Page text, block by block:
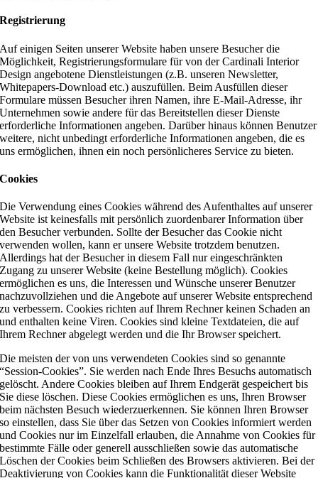
Registrierung
Auf einigen Seiten unserer Website haben unsere Besucher die
Möglichkeit, Registrierungsformulare für von der Cardinali Interior
Design angebotene Dienstleistungen (z.B. unseren Newsletter,
Whitepapers-Download etc.) auszufüllen. Beim Ausfüllen dieser
Formulare müssen Besucher ihren Namen, ihre E-Mail-Adresse, ihr
Unternehmen sowie andere für das Bereitstellen dieser Dienste
erforderliche Informationen angeben. Darüber hinaus können Benutzer
weitere, nicht unbedingt erforderliche Informationen angeben, die es
uns ermöglichen, ihnen ein noch persönlicheres Service zu bieten.
Cookies
Die Verwendung eines Cookies während des Aufenthaltes auf unserer
Website ist keinesfalls mit persönlich zuordenbarer Information über
den Besucher verbunden. Sollte der Besucher das Cookie nicht
verwenden wollen, kann er unsere Website trotzdem benutzen.
Allerdings hat der Besucher in diesem Fall nur eingeschränkten
Zugang zu unserer Website (keine Bestellung möglich). Cookies
ermöglichen es uns, die Interessen und Wünsche unserer Benutzer
nachzuvollziehen und die Angebote auf unserer Website entsprechend
zu verbessern. Cookies richten auf Ihrem Rechner keinen Schaden an
und enthalten keine Viren. Cookies sind kleine Textdateien, die auf
Ihrem Rechner abgelegt werden und die Ihr Browser speichert.
Die meisten der von uns verwendeten Cookies sind so genannte
“Session-Cookies”. Sie werden nach Ende Ihres Besuchs automatisch
gelöscht. Andere Cookies bleiben auf Ihrem Endgerät gespeichert bis
Sie diese löschen. Diese Cookies ermöglichen es uns, Ihren Browser
beim nächsten Besuch wiederzuerkennen. Sie können Ihren Browser
so einstellen, dass Sie über das Setzen von Cookies informiert werden
und Cookies nur im Einzelfall erlauben, die Annahme von Cookies für
bestimmte Fälle oder generell ausschließen sowie das automatische
Löschen der Cookies beim Schließen des Browsers aktivieren. Bei der
Deaktivierung von Cookies kann die Funktionalität dieser Website